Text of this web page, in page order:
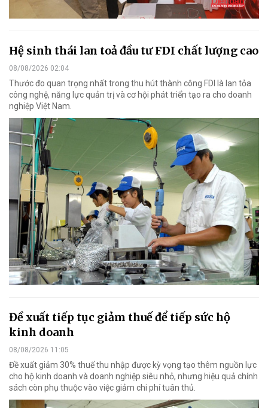
Hệ sinh thái lan toả đầu tư FDI chất lượng cao
08/08/2026 02:04
Thước đo quan trọng nhất trong thu hút thành công FDI là lan tỏa
công nghệ, năng lực quản trị và cơ hội phát triển tạo ra cho doanh
nghiệp Việt Nam.
Đề xuất tiếp tục giảm thuế để tiếp sức hộ
kinh doanh
08/08/2026 11:05
Đề xuất giảm 30% thuế thu nhập được kỳ vọng tạo thêm nguồn lực
cho hộ kinh doanh và doanh nghiệp siêu nhỏ, nhưng hiệu quả chính
sách còn phụ thuộc vào việc giảm chi phí tuân thủ.